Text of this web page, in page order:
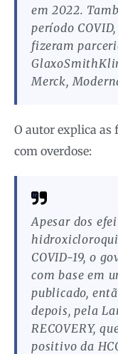
em 2022.
período
fizeram
Merck,
O autor explica as
com overdose:
Apesar dos
COVID-19, o
com base em
publicado,
depois, pela
RECOVERY,
positivo da